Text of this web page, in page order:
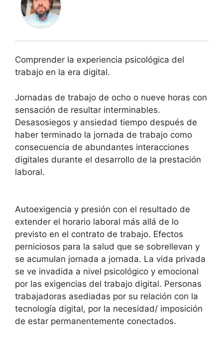
Comprender la experiencia psicológica del
trabajo en la era digital.
Jornadas de trabajo de ocho o nueve horas con
sensación de resultar interminables.
Desasosiegos y ansiedad tiempo después de
haber terminado la jornada de trabajo como
consecuencia de abundantes interacciones
digitales durante el desarrollo de la prestación
laboral.
Autoexigencia y presión con el resultado de
extender el horario laboral más allá de lo
previsto en el contrato de trabajo. Efectos
perniciosos para la salud que se sobrellevan y
se acumulan jornada a jornada. La vida privada
se ve invadida a nivel psicológico y emocional
por las exigencias del trabajo digital. Personas
trabajadoras asediadas por su relación con la
tecnología digital, por la necesidad/ imposición
de estar permanentemente conectados.